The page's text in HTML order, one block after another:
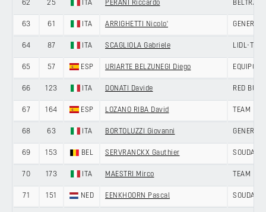
62 25 ITA PERANI Riccardo
63 61 ITA ARRIGHETTI Nicolo' GENERAL
64 87 ITA SCAGLIOLA Gabriele LIDL-
65 57 ESP URIARTE BELZUNEGI Diego EQUIPO
66 123 ITA DONATI Davide RED
67 164 ESP LOZANO RIBA David TEAM
68 63 ITA BORTOLUZZI Giovanni GENERAL
69 153 BEL SERVRANCKX Gauthier SOUDAL
70 173 ITA MAESTRI Mirco TEAM
71 151 NED EENKHOORN Pascal SOUDAL